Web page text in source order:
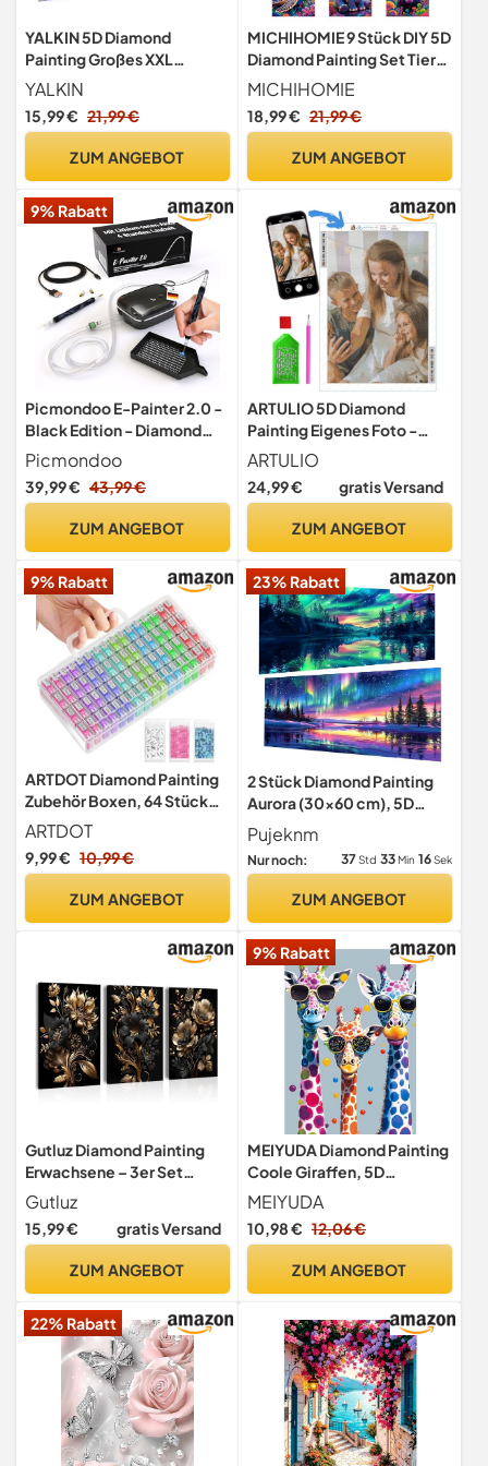
YALKIN 5D Diamond
Painting Großes XXL
40x90cm Diamant Painting
Bilder Wasserfall Diamond
Art Erwachsene Full DIY
Stickerei Set Kreuzstich
YALKIN
15,99 € 21,99 €
ZUM ANGEBOT
MICHIHOMIE 9 Stück DIY 5D
Diamond Painting Set Tiere
- 30x40 cm Vollbesetzt mit
Runden Diamanten,
Bastelset für Erwachsene,
für Wohnzimmer,
MICHIHOMIE
18,99 € 21,99 €
ZUM ANGEBOT
9% Rabatt
Picmondoo E-Painter 2.0 -
Black Edition - Diamond
Painting Stift, 5 Stufen
Picmondoo
39,99 € 43,99 €
ZUM ANGEBOT
ARTULIO 5D Diamond
Painting Eigenes Foto -
40x30 cm – Diamond
Painting Selbst Erstellen
ARTULIO
24,99 € gratis Versand
ZUM ANGEBOT
9% Rabatt
ARTDOT Diamond Painting
Zubehör Boxen, 64 Stück
5D Diamant Painting
Erwachsene
Aufbewahrungsbox mit
ARTDOT
9,99 € 10,99 €
ZUM ANGEBOT
23% Rabatt
2 Stück Diamond Painting
Aurora (30x60 cm), 5D
Diamant Painting
Erwachsene
Pujeknm
Nur noch: 37Std 33Min 15Sek
ZUM ANGEBOT
Gutluz Diamond Painting
Erwachsene – 3er Set
schwarzes Gold Diamond
Painting blumen, 5D
Vollbohrer DIY Bastelset zur
und für Zuhause als
Gutluz
15,99 € gratis Versand
ZUM ANGEBOT
9% Rabatt
MEIYUDA Diamond Painting
Coole Giraffen, 5D
Diamond Painting
Erwachsene Kinder Tier, DIY
Set Erwachsene Diamant
Handwerk Malerei Kits für
30x40cm
MEIYUDA
10,98 € 12,06 €
ZUM ANGEBOT
22% Rabatt